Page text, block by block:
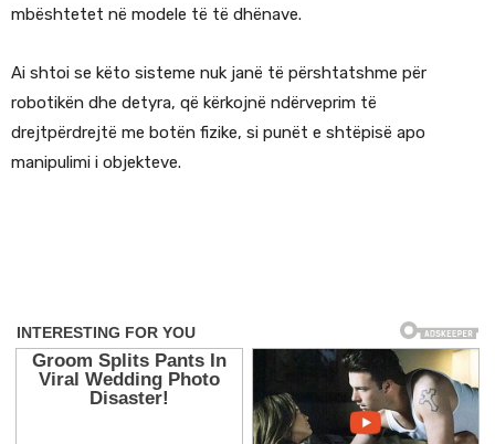
mbështetet në modele të të dhënave.
Ai shtoi se këto sisteme nuk janë të përshtatshme për
robotikën dhe detyra, që kërkojnë ndërveprim të
drejtpërdrejtë me botën fizike, si punët e shtëpisë apo
manipulimi i objekteve.